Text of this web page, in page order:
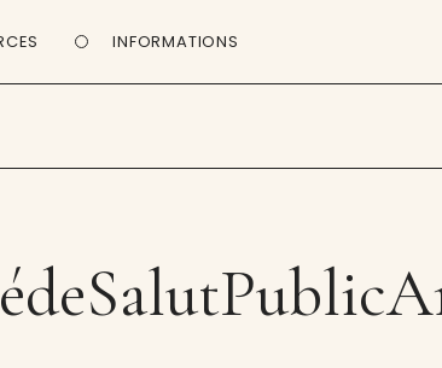
INFORMATIONS